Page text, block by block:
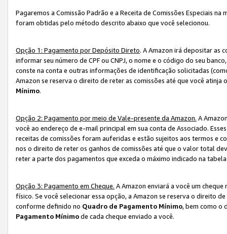
Pagaremos a Comissão Padrão e a Receita de Comissões Especiais
foram obtidas pelo método descrito abaixo que você selecionou.
Opção 1: Pagamento por Depósito Direto. A Amazon irá depositar as
informar seu número de CPF ou CNPJ, o nome e o código do seu
conste na conta e outras informações de identificação solicitadas
Amazon se reserva o direito de reter as comissões até que você
Mínimo.
Opção 2: Pagamento por meio de Vale-presente da Amazon. A
você ao endereço de e-mail principal em sua conta de Associado.
receitas de comissões foram auferidas e estão sujeitos aos termos e
nos o direito de reter os ganhos de comissões até que o valor total
reter a parte dos pagamentos que exceda o máximo indicado na
Opção 3: Pagamento em Cheque. A Amazon enviará a você um
físico. Se você selecionar essa opção, a Amazon se reserva o direito
conforme definido no Quadro de Pagamento Mínimo, bem como o
Pagamento Mínimode cada cheque enviado a você.